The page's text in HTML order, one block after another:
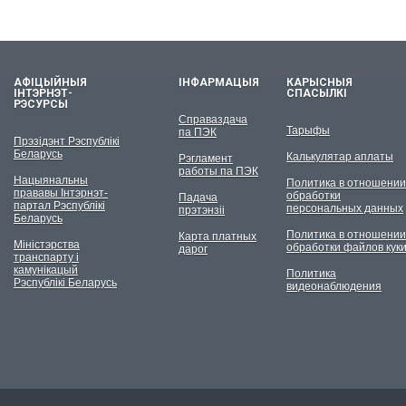
АФІЦЫЙНЫЯ
ІНТЭРНЭТ-
РЭСУРСЫ
Прэзідэнт Рэспублікі
Беларусь
Нацыянальны
прававы Інтэрнэт-
партал Рэспублікі
Беларусь
Міністэрства
транспарту і
камунікацый
Рэспублікі Беларусь
ІНФАРМАЦЫЯ
Справаздача
па ПЭК
Рэгламент
работы па ПЭК
Падача
прэтэнзіі
Карта платных
дарог
КАРЫСНЫЯ
СПАСЫЛКІ
Тарыфы
Калькулятар аплаты
Политика в отношении
обработки
персональных данных
Политика в отношении
обработки файлов куки
Политика
видеонаблюдения